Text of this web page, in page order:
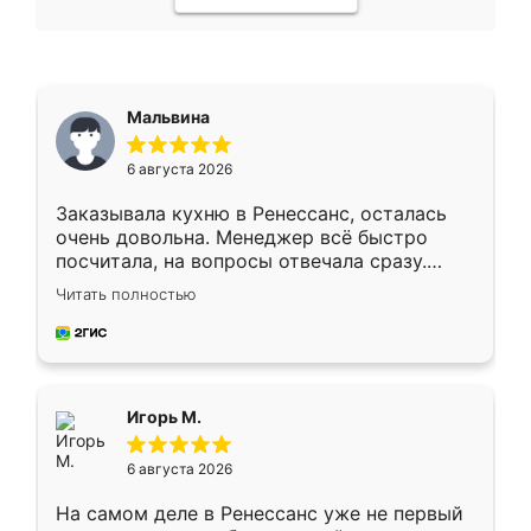
Мальвина
6 августа 2026
Заказывала кухню в Ренессанс, осталась
очень довольна. Менеджер всё быстро
посчитала, на вопросы отвечала сразу.
Замерщик приехал в субботу, подошёл к
делу со всей ответственностью. Собрали
за день, ребята работали аккуратно, даже
Читать полностью
Игорь М.
6 августа 2026
На самом деле в Ренессанс уже не первый